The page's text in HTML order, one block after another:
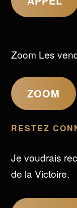
Zoom Les
ZOOM
RESTEZ
Je voudrais
de la Victoire.